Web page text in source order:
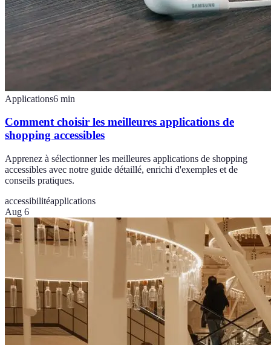
Applications6 min
Comment choisir les meilleures applications de
shopping accessibles
Apprenez à sélectionner les meilleures applications de shopping
accessibles avec notre guide détaillé, enrichi d'exemples et de
conseils pratiques.
accessibilitéapplications
Aug 6